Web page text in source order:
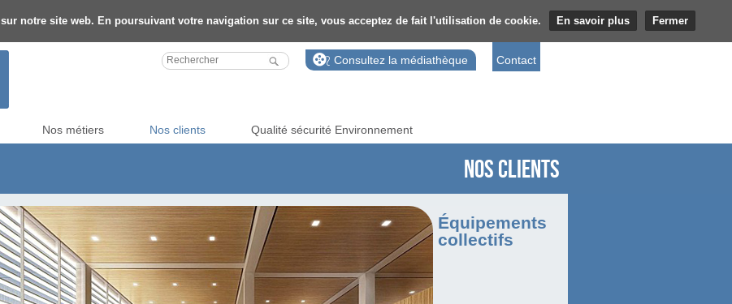
notre site web. En poursuivant votre navigation sur ce site, vous acceptez de fait l'utilisation de cookie. En savoir plus Fermer
Consultez la médiathèque Contact
Nos métiers Nos clients Qualité sécurité Environnement
Nos clients
Équipements
collectifs